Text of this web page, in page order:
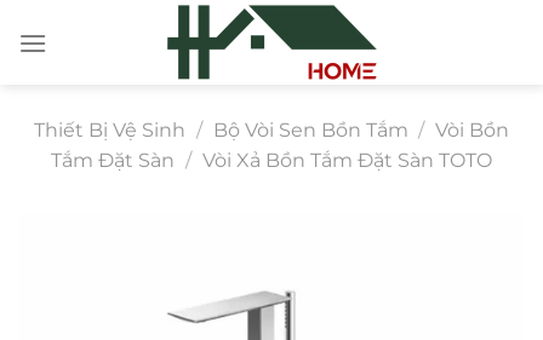
đến
Thiết Bị Vệ Sinh / Bộ Vòi Sen Bồn Tắm / Vòi Bồn
Tắm Đặt Sàn / Vòi Xả Bồn Tắm Đặt Sàn TOTO